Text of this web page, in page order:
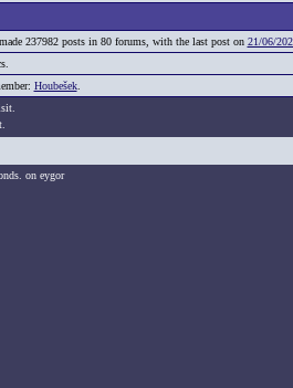
237982 posts in 80 forums, with the last post on 21/06/
Houbešek.
on eygor